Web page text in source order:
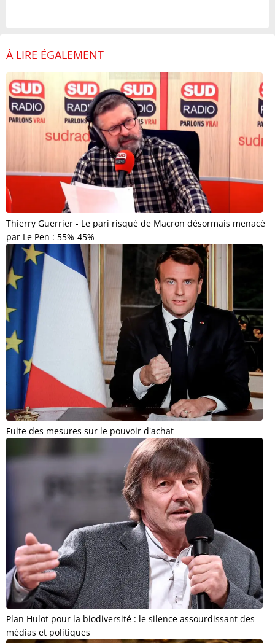
À LIRE ÉGALEMENT
Thierry Guerrier - Le pari risqué de Macron désormais menacé
par Le Pen : 55%-45%
Fuite des mesures sur le pouvoir d'achat
Plan Hulot pour la biodiversité : le silence assourdissant des
médias et politiques